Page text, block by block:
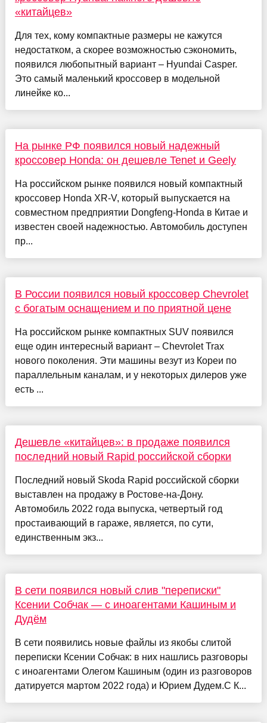
«китайцев»
Для тех, кому компактные размеры не кажутся
недостатком, а скорее возможностью сэкономить,
появился любопытный вариант – Hyundai Casper.
Это самый маленький кроссовер в модельной
линейке ко...
На рынке РФ появился новый надежный
кроссовер Honda: он дешевле Tenet и Geely
На российском рынке появился новый компактный
кроссовер Honda XR-V, который выпускается на
совместном предприятии Dongfeng-Honda в Китае и
известен своей надежностью. Автомобиль доступен
пр...
В России появился новый кроссовер Chevrolet
с богатым оснащением и по приятной цене
На российском рынке компактных SUV появился
еще один интересный вариант – Chevrolet Trax
нового поколения. Эти машины везут из Кореи по
параллельным каналам, и у некоторых дилеров уже
есть ...
Дешевле «китайцев»: в продаже появился
последний новый Rapid российской сборки
Последний новый Skoda Rapid российской сборки
выставлен на продажу в Ростове-на-Дону.
Автомобиль 2022 года выпуска, четвертый год
простаивающий в гараже, является, по сути,
единственным экз...
В сети появился новый слив "переписки"
Ксении Собчак — с иноагентами Кашиным и
Дудём
В сети появились новые файлы из якобы слитой
переписки Ксении Собчак: в них нашлись разговоры
с иноагентами Олегом Кашиным (один из разговоров
датируется мартом 2022 года) и Юрием Дудем.С К...